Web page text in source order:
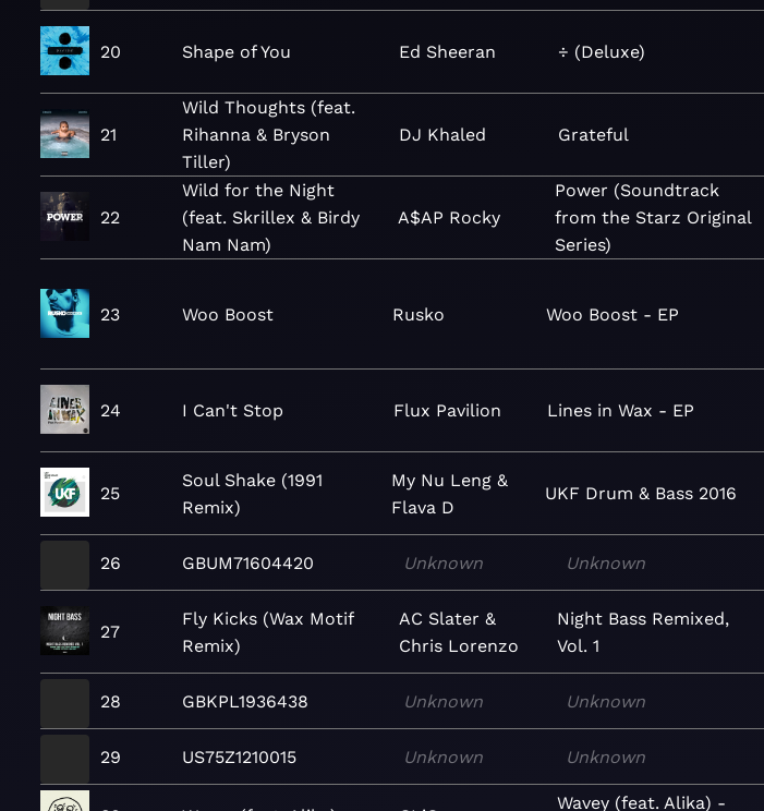
20 Shape of You Ed Sheeran ÷ (Deluxe)
21
Wild Thoughts (feat.
Rihanna & Bryson
Tiller)
DJ Khaled Grateful
22
Wild for the Night
(feat. Skrillex & Birdy
Nam Nam)
A$AP Rocky
Power (Soundtrack
from the Starz Original
Series)
23 Woo Boost Rusko Woo Boost - EP
24 I Can't Stop Flux Pavilion Lines in Wax - EP
25
Soul Shake (1991
Remix)
My Nu Leng &
Flava D
UKF Drum & Bass 2016
26 GBUM71604420 Unknown Unknown
27
Fly Kicks (Wax Motif
Remix)
AC Slater &
Chris Lorenzo
Night Bass Remixed,
Vol. 1
28 GBKPL1936438 Unknown Unknown
29 US75Z1210015 Unknown Unknown
Wavey (feat. Alika) -